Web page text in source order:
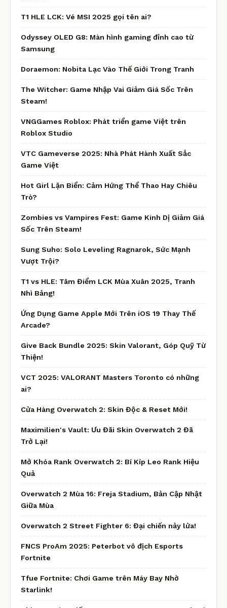
T1 HLE LCK: Vé MSI 2025 gọi tên ai?
Odyssey OLED G8: Màn hình gaming đỉnh cao từ
Samsung
Doraemon: Nobita Lạc Vào Thế Giới Trong Tranh
The Witcher: Game Nhập Vai Giảm Giá Sốc Trên
Steam!
VNGGames Roblox: Phát triển game Việt trên
Roblox Studio
VTC Gameverse 2025: Nhà Phát Hành Xuất Sắc
Game Việt
Hot Girl Lặn Biển: Cảm Hứng Thể Thao Hay Chiêu
Trò?
Zombies vs Vampires Fest: Game Kinh Dị Giảm Giá
Sốc Trên Steam!
Sung Suho: Solo Leveling Ragnarok, Sức Mạnh
Vượt Trội?
T1 vs HLE: Tâm Điểm LCK Mùa Xuân 2025, Tranh
Nhì Bảng!
Ứng Dụng Game Apple Mới Trên iOS 19 Thay Thế
Arcade?
Give Back Bundle 2025: Skin Valorant, Góp Quỹ Từ
Thiện!
VCT 2025: VALORANT Masters Toronto có những
ai?
Cửa Hàng Overwatch 2: Skin Độc & Reset Mới!
Maximilien's Vault: Ưu Đãi Skin Overwatch 2 Đã
Trở Lại!
Mở Khóa Rank Overwatch 2: Bí Kíp Leo Rank Hiệu
Quả
Overwatch 2 Mùa 16: Freja Stadium, Bản Cập Nhật
Giữa Mùa
Overwatch 2 Street Fighter 6: Đại chiến nảy lửa!
FNCS ProAm 2025: Peterbot vô địch Esports
Fortnite
Tfue Fortnite: Chơi Game trên Máy Bay Nhờ
Starlink!